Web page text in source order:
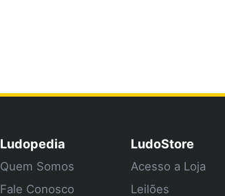
Ludopedia
Quem Somos
Fale Conosco
LudoStore
Acesso a Loja
Leilões